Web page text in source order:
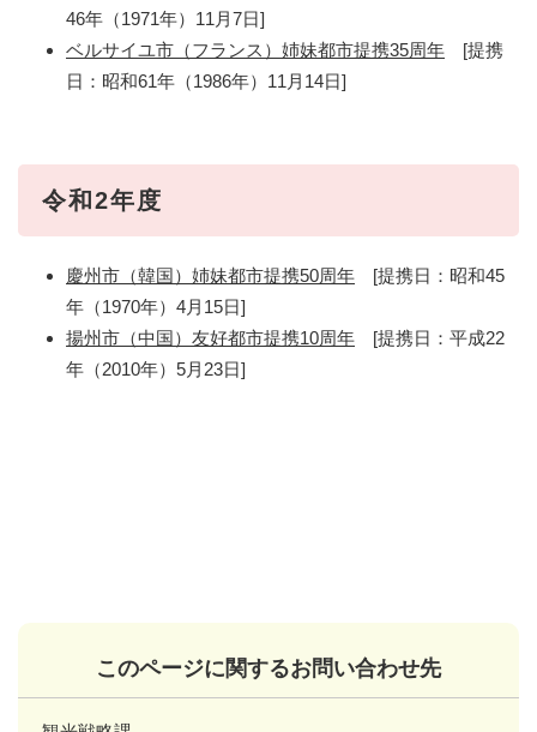
46年（1971年）11月7日]
ベルサイユ市（フランス）姉妹都市提携35周年 [提携
日：昭和61年（1986年）11月14日]
令和2年度
慶州市（韓国）姉妹都市提携50周年 [提携日：昭和45
年（1970年）4月15日]
揚州市（中国）友好都市提携10周年 [提携日：平成22
年（2010年）5月23日]
このページに関するお問い合わせ先